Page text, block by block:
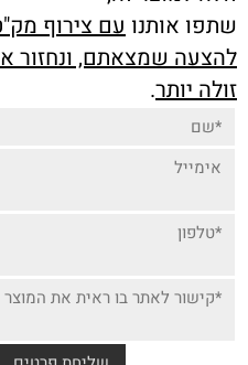
שתפו אותנו עם צירוף
להצעה שמצאתם, ונחזור
זולה יותר.